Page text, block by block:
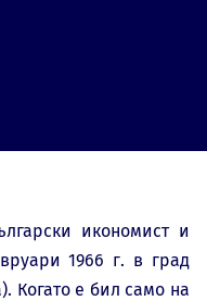
икономист и
1966 г. в град
Когато е бил само на